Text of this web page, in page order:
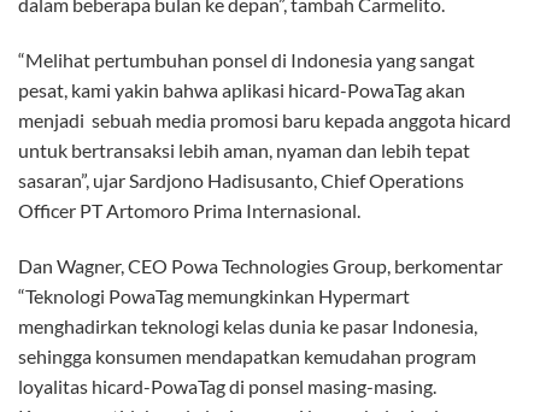
“Melihat pertumbuhan ponsel di Indonesia yang sangat
pesat, kami yakin bahwa aplikasi hicard-PowaTag akan
menjadi sebuah media promosi baru kepada anggota hicard
untuk bertransaksi lebih aman, nyaman dan lebih tepat
sasaran”, ujar Sardjono Hadisusanto, Chief Operations
Officer PT Artomoro Prima Internasional.
Dan Wagner, CEO Powa Technologies Group, berkomentar
“Teknologi PowaTag memungkinkan Hypermart
menghadirkan teknologi kelas dunia ke pasar Indonesia,
sehingga konsumen mendapatkan kemudahan program
loyalitas hicard-PowaTag di ponsel masing-masing.